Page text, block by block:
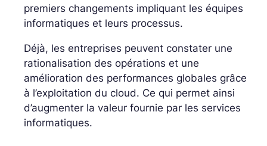
premiers changements impliquant les équipes
informatiques et leurs processus.
Déjà, les entreprises peuvent constater une
rationalisation des opérations et une
amélioration des performances globales grâce
à l’exploitation du cloud. Ce qui permet ainsi
d’augmenter la valeur fournie par les services
informatiques.